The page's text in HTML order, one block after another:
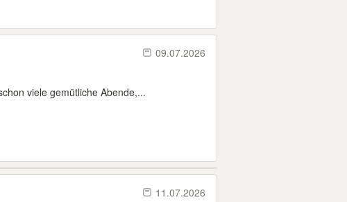
09.07.2026
viele gemütliche Abende,...
11.07.2026